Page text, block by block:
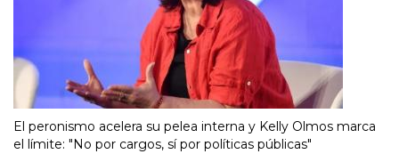
El peronismo acelera su pelea interna y Kelly Olmos marca
el límite: "No por cargos, sí por políticas públicas"